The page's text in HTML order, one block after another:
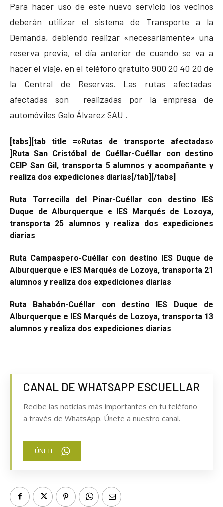
Para hacer uso de este nuevo servicio los vecinos
deberán utilizar el sistema de Transporte a la
Demanda, debiendo realizar «necesariamente» una
reserva previa, el día anterior de cuando se va a
hacer el viaje, en el teléfono gratuito 900 20 40 20 de
la Central de Reservas. Las rutas afectadas
afectadas son realizadas por la empresa de
automóviles Galo Álvarez SAU .
[tabs][tab title =»Rutas de transporte afectadas»
]Ruta San Cristóbal de Cuéllar-Cuéllar con destino
CEIP San Gil, transporta 5 alumnos y acompañante y
realiza dos expediciones diarias[/tab][/tabs]
Ruta Torrecilla del Pinar-Cuéllar con destino IES
Duque de Alburquerque e IES Marqués de Lozoya,
transporta 25 alumnos y realiza dos expediciones
diarias
Ruta Campaspero-Cuéllar con destino IES Duque de
Alburquerque e IES Marqués de Lozoya, transporta 21
alumnos y realiza dos expediciones diarias
Ruta Bahabón-Cuéllar con destino IES Duque de
Alburquerque e IES Marqués de Lozoya, transporta 13
alumnos y realiza dos expediciones diarias
CANAL DE WHATSAPP ESCUELLAR
Recibe las noticias más importantes en tu teléfono
a través de WhatsApp. Únete a nuestro canal.
ÚNETE